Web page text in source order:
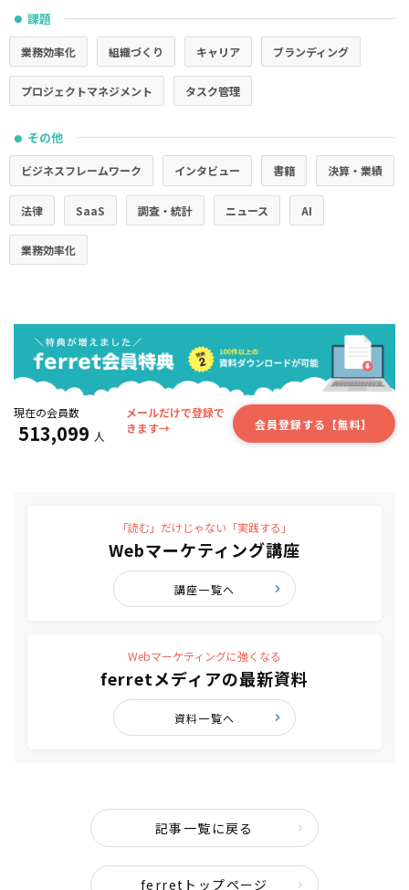
● 課題
業務効率化 組織づくり キャリア ブランディング
プロジェクトマネジメント タスク管理
● その他
ビジネスフレームワーク インタビュー 書籍 決算・業績
法律 SaaS 調査・統計 ニュース AI
業務効率化
現在の会員数
513,099 人
メールだけで登録で
きます→
会員登録する【無料】
「読む」だけじゃない「実践する」
Webマーケティング講座
講座一覧へ
Webマーケティングに強くなる
ferretメディアの最新資料
資料一覧へ
記事一覧に戻る
ferretトップページ